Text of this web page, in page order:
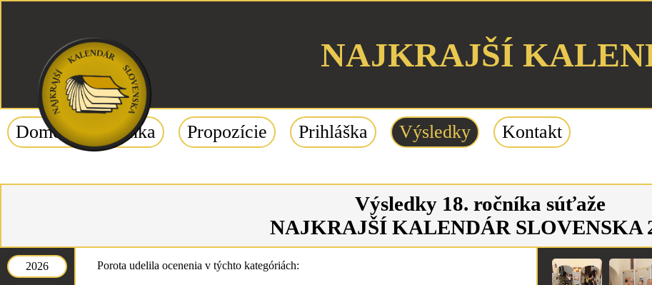
NAJKRAJŠÍ
Domovska stránka Propozície Prihláška Výsledky Kontakt
Výsledky 18. ročníka súťaže
NAJKRAJŠÍ KALENDÁR SLOVENSKA
2026 Porota udelila ocenenia v týchto kategóriách: